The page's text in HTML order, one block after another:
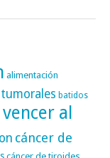
alimentación
batidos
al
cáncer de